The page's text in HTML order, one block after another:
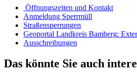
Öffnungszeiten und Kontakt
Anmeldung Sperrmüll
Straßensperrungen
Geoportal Landkreis Bamberg:
Ausschreibungen
Das könnte Sie auch